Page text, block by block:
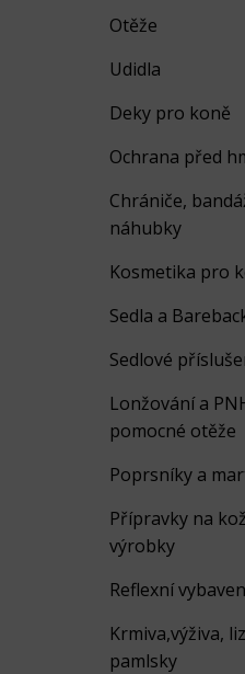
Otěže
Udidla
Deky pro koně
Ochrana před
Chrániče,
náhubky
Kosmetika pro
Sedla a
Sedlové
Lonžování a
pomocné otěže
Poprsníky a
Přípravky na
výrobky
Reflexní
Krmiva,výživa,
pamlsky